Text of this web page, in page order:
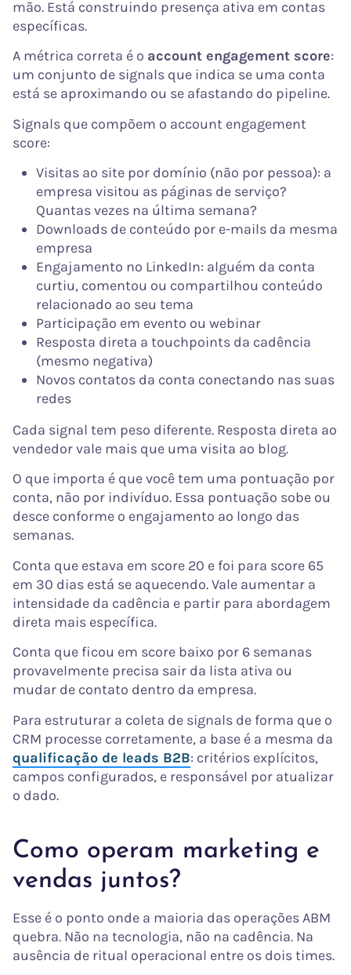
mão. Está construindo presença ativa em contas
específicas.
A métrica correta é o account engagement score:
um conjunto de signals que indica se uma conta
está se aproximando ou se afastando do pipeline.
Signals que compõem o account engagement
score:
Visitas ao site por domínio (não por pessoa): a
empresa visitou as páginas de serviço?
Quantas vezes na última semana?
Downloads de conteúdo por e-mails da mesma
empresa
Engajamento no LinkedIn: alguém da conta
curtiu, comentou ou compartilhou conteúdo
relacionado ao seu tema
Participação em evento ou webinar
Resposta direta a touchpoints da cadência
(mesmo negativa)
Novos contatos da conta conectando nas suas
redes
Cada signal tem peso diferente. Resposta direta ao
vendedor vale mais que uma visita ao blog.
O que importa é que você tem uma pontuação por
conta, não por indivíduo. Essa pontuação sobe ou
desce conforme o engajamento ao longo das
semanas.
Conta que estava em score 20 e foi para score 65
em 30 dias está se aquecendo. Vale aumentar a
intensidade da cadência e partir para abordagem
direta mais específica.
Conta que ficou em score baixo por 6 semanas
provavelmente precisa sair da lista ativa ou
mudar de contato dentro da empresa.
Para estruturar a coleta de signals de forma que o
CRM processe corretamente, a base é a mesma da
qualificação de leads B2B: critérios explícitos,
campos configurados, e responsável por atualizar
o dado.
Como operam marketing e
vendas juntos?
Esse é o ponto onde a maioria das operações ABM
quebra. Não na tecnologia, não na cadência. Na
ausência de ritual operacional entre os dois times.